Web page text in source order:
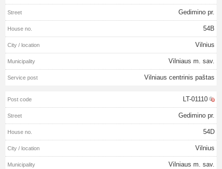
Gedimino pr.
54B
Vilnius
Vilniaus m. sav.
Vilniaus centrinis paštas
LT-01110
Gedimino pr.
54D
Vilnius
Vilniaus m. sav.